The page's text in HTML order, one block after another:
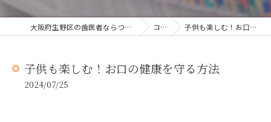
大阪府生野区の歯医者ならつばさデンタルクリニック コラム 子供も楽しむ！お口の健康を守る方法
子供も楽しむ！お口の健康を守る方法
2024/07/25